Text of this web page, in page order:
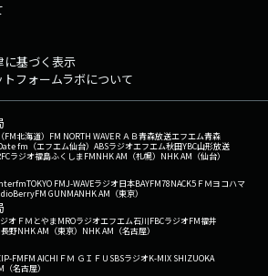
に基づく表示
フォームラボについて
FM北海道） FM NORTH WAVEＲＡＢ青森放送エフエム青森
fm（エフエム仙台） ABSラジオエフエム秋田YBC山形放送
ラジオ福島ふくしまFMNHK AM（札幌） NHK AM（仙台）
TOKYO FMJ-WAVEラジオ日本BAYFM78NACK5 ＦＭヨコハマ
FM GUNMANHK AM（東京）
オ ＦＭとやまMROラジオエフエム石川FBCラジオFM福井
長野NHK AM（東京） NHK AM（名古屋）
FMFM AICHI ＦＭ ＧＩＦＵ SBSラジオK-MIX SHIZUOKA
（名古屋）